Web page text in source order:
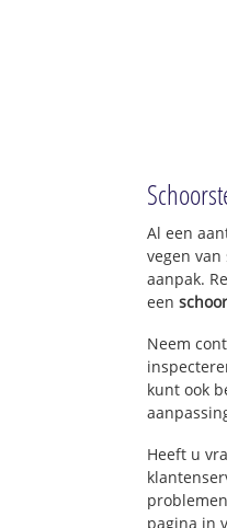
Al een
vegen
aanpak.
een
Neem
kunt ook
Heeft u
pagina in